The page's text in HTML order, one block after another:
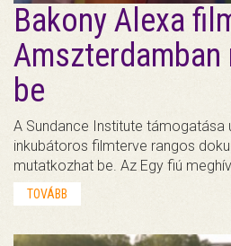
Bakony Alexa
be
A Sundance Institute támogatása
inkubátoros filmterve rangos
mutatkozhat be. Az Egy fiú
TOVÁBB